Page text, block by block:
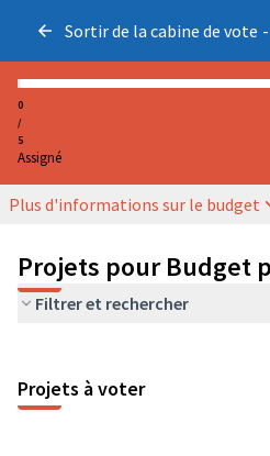
Sortir de la cabine de vote -
0
/
5
Assigné
Plus d'informations sur le budget
Projets pour Budget
Filtrer et rechercher
Projets à voter